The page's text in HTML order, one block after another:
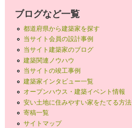
ブログなど一覧
都道府県から建築家を探す
当サイト会員の設計事例
当サイト建築家のブログ
建築関連ノウハウ
当サイトの竣工事例
建築家インタビュー一覧
オープンハウス・建築イベント情報
安い土地に住みやすい家をたてる方法
寄稿一覧
サイトマップ